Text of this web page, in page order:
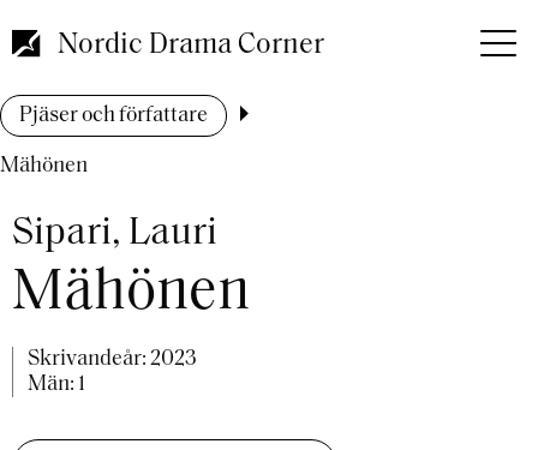
till
huvudinnehåll
Nordic Drama Corner
Länkstig
Pjäser och författare
Mähönen
Sipari, Lauri
Mähönen
Skrivandeår: 2023
Män: 1